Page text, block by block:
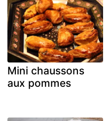
Mini chaussons
aux pommes